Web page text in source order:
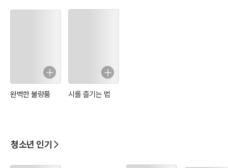
완벽한 불량품 시를 즐기는 법
청소년 인기